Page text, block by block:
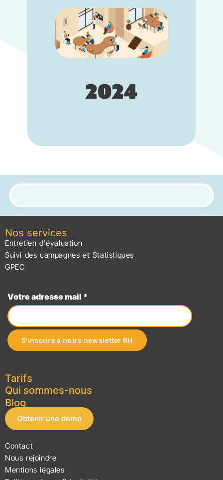
2024
2024 : Une année cruciale
De nouveaux modules viennent
enrichir Softy et Skeely, notamment
pour l'intégration des nouveaux
employés et la gestion des
l'international avec l'Espagne grâce à
son partenariat avec Open Talento.
Nos services
Entretien d'évaluation
Suivi des campagnes et Statistiques
GPEC
Votre adresse mail *
Tarifs
Qui sommes-nous
Blog
Obtenir une démo
Contact
Nous rejoindre
Mentions légales